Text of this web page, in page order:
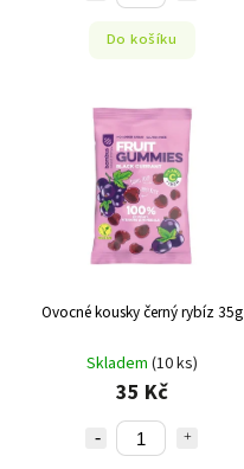
Do košíku
Ovocné kousky černý rybíz 35g
Skladem (10 ks)
35 Kč